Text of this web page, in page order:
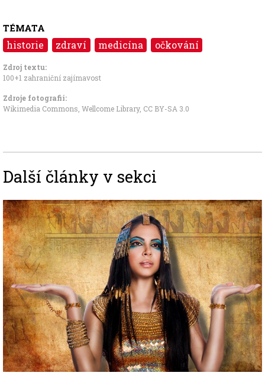
TÉMATA
historie zdraví medicína očkování
Zdroj textu:
100+1 zahraniční zajímavost
Zdroje fotografii:
Wikimedia Commons, Wellcome Library, CC BY-SA 3.0
Další články v sekci
Image